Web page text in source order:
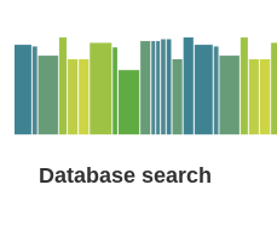
Database search